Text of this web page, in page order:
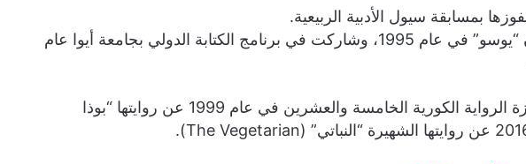
نشرت كانغ أول مجموعة قصصية بعنوان “يوسو” في عام 1995، وشاركت في برنامج الكتابة الدولي بجامعة أيوا عام
فازت بالعديد من الجوائز، من أبرزها جائزة الرواية الكورية الخامسة والعشرين في عام 1999 عن روايتها “بوذا